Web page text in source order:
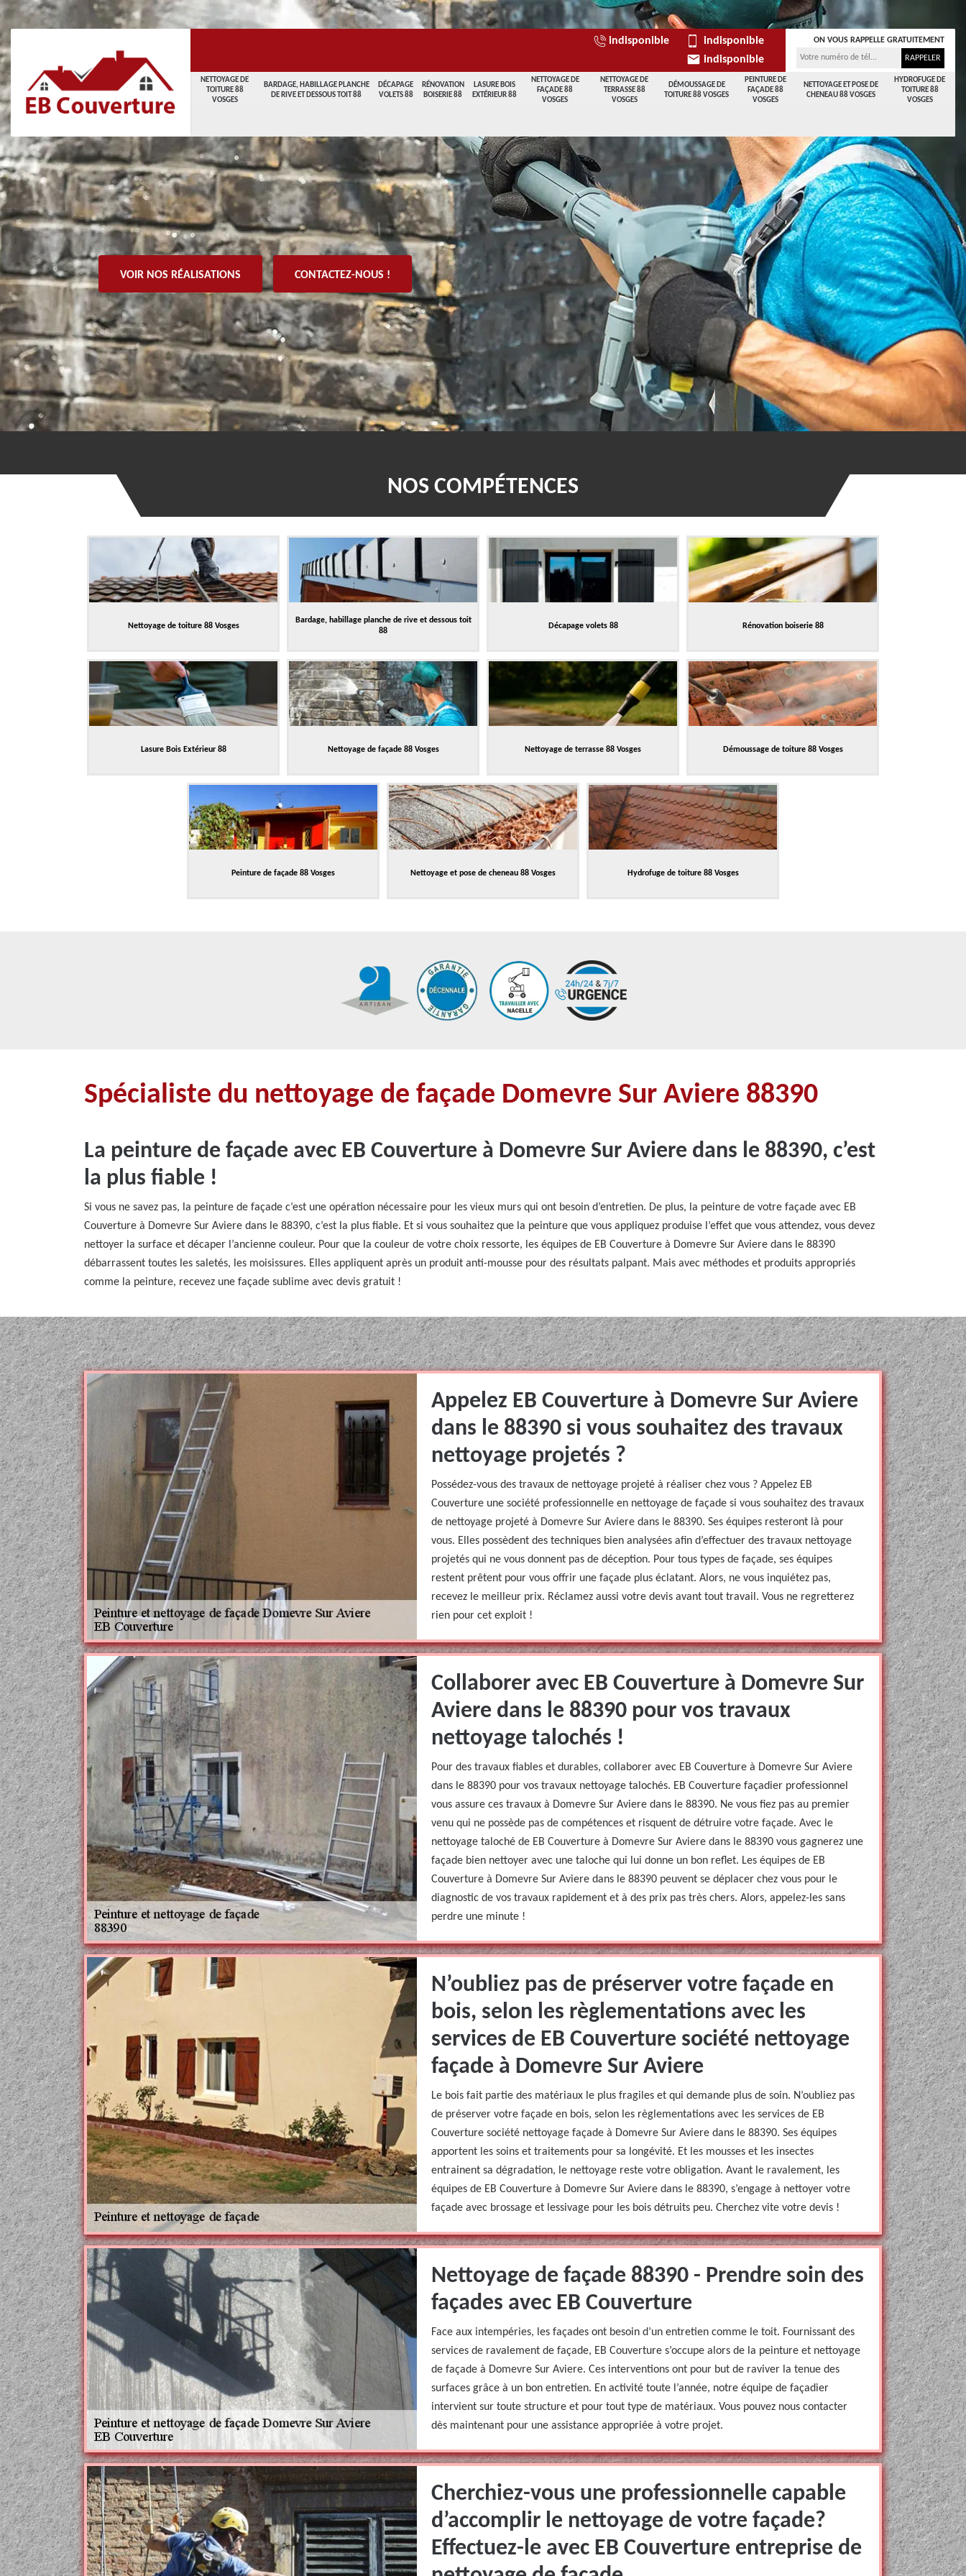
NETTOYAGE DE
TOITURE 88
VOSGES
BARDAGE, HABILLAGE PLANCHE
DE RIVE ET DESSOUS TOIT 88
DÉCAPAGE
VOLETS 88
RÉNOVATION
BOISERIE 88
LASURE BOIS
EXTÉRIEUR 88
NETTOYAGE DE
FAÇADE 88
VOSGES
NETTOYAGE DE
TERRASSE 88
VOSGES
DÉMOUSSAGE DE
TOITURE 88 VOSGES
PEINTURE DE
FAÇADE 88
VOSGES
NETTOYAGE ET POSE DE
CHENEAU 88 VOSGES
HYDROFUGE DE
TOITURE 88
VOSGES
indisponible
indisponible
indisponible
ON VOUS RAPPELLE GRATUITEMENT
VOIR NOS RÉALISATIONS CONTACTEZ-NOUS !
NOS COMPÉTENCES
Nettoyage de toiture 88 Vosges
Bardage, habillage planche de rive et dessous toit
88
Décapage volets 88 Rénovation boiserie 88
Lasure Bois Extérieur 88 Nettoyage de façade 88 Vosges Nettoyage de terrasse 88 Vosges Démoussage de toiture 88 Vosges
Peinture de façade 88 Vosges Nettoyage et pose de cheneau 88 Vosges Hydrofuge de toiture 88 Vosges
Spécialiste du nettoyage de façade Domevre Sur Aviere 88390
La peinture de façade avec EB Couverture à Domevre Sur Aviere dans le 88390, c’est
la plus fiable !
Si vous ne savez pas, la peinture de façade c’est une opération nécessaire pour les vieux murs qui ont besoin d’entretien. De plus, la peinture de votre façade avec EB
Couverture à Domevre Sur Aviere dans le 88390, c’est la plus fiable. Et si vous souhaitez que la peinture que vous appliquez produise l’effet que vous attendez, vous devez
nettoyer la surface et décaper l’ancienne couleur. Pour que la couleur de votre choix ressorte, les équipes de EB Couverture à Domevre Sur Aviere dans le 88390
débarrassent toutes les saletés, les moisissures. Elles appliquent après un produit anti-mousse pour des résultats palpant. Mais avec méthodes et produits appropriés
comme la peinture, recevez une façade sublime avec devis gratuit !
Appelez EB Couverture à Domevre Sur Aviere
dans le 88390 si vous souhaitez des travaux
nettoyage projetés ?
Possédez-vous des travaux de nettoyage projeté à réaliser chez vous ? Appelez EB
Couverture une société professionnelle en nettoyage de façade si vous souhaitez des travaux
de nettoyage projeté à Domevre Sur Aviere dans le 88390. Ses équipes resteront là pour
vous. Elles possèdent des techniques bien analysées afin d’effectuer des travaux nettoyage
projetés qui ne vous donnent pas de déception. Pour tous types de façade, ses équipes
restent prêtent pour vous offrir une façade plus éclatant. Alors, ne vous inquiétez pas,
recevez le meilleur prix. Réclamez aussi votre devis avant tout travail. Vous ne regretterez
rien pour cet exploit !
Collaborer avec EB Couverture à Domevre Sur
Aviere dans le 88390 pour vos travaux
nettoyage talochés !
Pour des travaux fiables et durables, collaborer avec EB Couverture à Domevre Sur Aviere
dans le 88390 pour vos travaux nettoyage talochés. EB Couverture façadier professionnel
vous assure ces travaux à Domevre Sur Aviere dans le 88390. Ne vous fiez pas au premier
venu qui ne possède pas de compétences et risquent de détruire votre façade. Avec le
nettoyage taloché de EB Couverture à Domevre Sur Aviere dans le 88390 vous gagnerez une
façade bien nettoyer avec une taloche qui lui donne un bon reflet. Les équipes de EB
Couverture à Domevre Sur Aviere dans le 88390 peuvent se déplacer chez vous pour le
diagnostic de vos travaux rapidement et à des prix pas très chers. Alors, appelez-les sans
perdre une minute !
N’oubliez pas de préserver votre façade en
bois, selon les règlementations avec les
services de EB Couverture société nettoyage
façade à Domevre Sur Aviere
Le bois fait partie des matériaux le plus fragiles et qui demande plus de soin. N’oubliez pas
de préserver votre façade en bois, selon les règlementations avec les services de EB
Couverture société nettoyage façade à Domevre Sur Aviere dans le 88390. Ses équipes
apportent les soins et traitements pour sa longévité. Et les mousses et les insectes
entrainent sa dégradation, le nettoyage reste votre obligation. Avant le ravalement, les
équipes de EB Couverture à Domevre Sur Aviere dans le 88390, s’engage à nettoyer votre
façade avec brossage et lessivage pour les bois détruits peu. Cherchez vite votre devis !
Nettoyage de façade 88390 - Prendre soin des
façades avec EB Couverture
Face aux intempéries, les façades ont besoin d’un entretien comme le toit. Fournissant des
services de ravalement de façade, EB Couverture s’occupe alors de la peinture et nettoyage
de façade à Domevre Sur Aviere. Ces interventions ont pour but de raviver la tenue des
surfaces grâce à un bon entretien. En activité toute l’année, notre équipe de façadier
intervient sur toute structure et pour tout type de matériaux. Vous pouvez nous contacter
dès maintenant pour une assistance appropriée à votre projet.
Cherchiez-vous une professionnelle capable
d’accomplir le nettoyage de votre façade?
Effectuez-le avec EB Couverture entreprise de